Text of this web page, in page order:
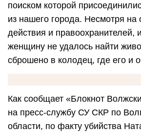
поиском которой
из нашего города. Несмотря на
действия и правоохранителей,
женщину не удалось найти
сброшено в колодец, где его и
Как сообщает «Блокнот
на пресс-службу СУ СКР по
области, по факту убийства